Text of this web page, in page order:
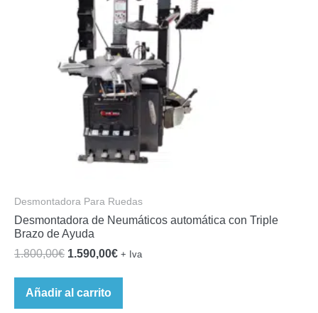
Desmontadora Para Ruedas
Desmontadora de Neumáticos automática con Triple
Brazo de Ayuda
1.800,00€ El
original
era:
1.590,00€El
es:
+ Iva
Añadir al carrito